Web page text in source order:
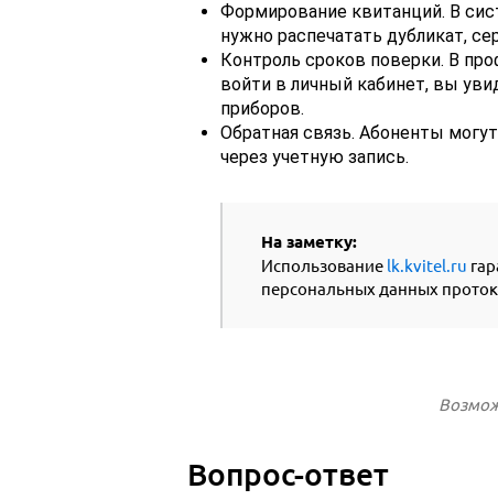
Формирование квитанций. В
нужно распечатать дубликат,
Контроль сроков поверки. В
войти в личный кабинет, вы
приборов.
Обратная связь. Абоненты
через учетную запись.
На заметку:
Использование lk.kvitel.ru
персональных данных
Вопрос-ответ